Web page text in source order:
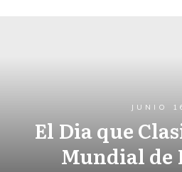
JUNIO
El Dia que
Mundial de